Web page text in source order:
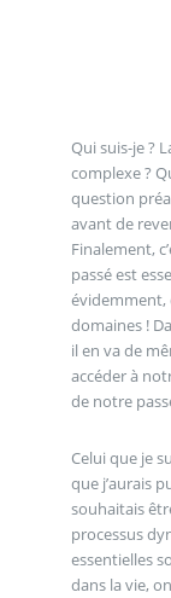
Qui suis-je ?
complexe ?
question
avant de
Finalement,
passé est
évidemment,
domaines !
il en va de
accéder à
de notre
Celui que je
que j’aurais
souhaitais
processus
essentielles
dans la vie,